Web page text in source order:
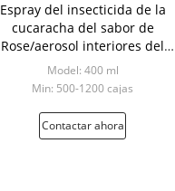
Espray del insecticida de la
cucaracha del sabor de
Rose/aerosol interiores del
asesino del insecto
Model: 400 ml
Min: 500-1200 cajas
Contactar ahora